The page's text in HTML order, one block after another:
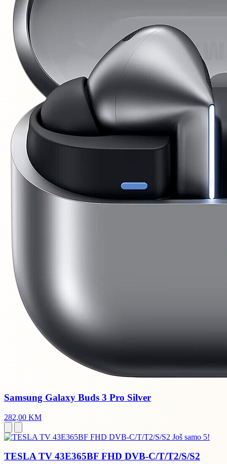
Samsung Galaxy Buds 3 Pro Silver
282,00 KM
Još samo 5!
TESLA TV 43E365BF FHD DVB-C/T/T2/S/S2